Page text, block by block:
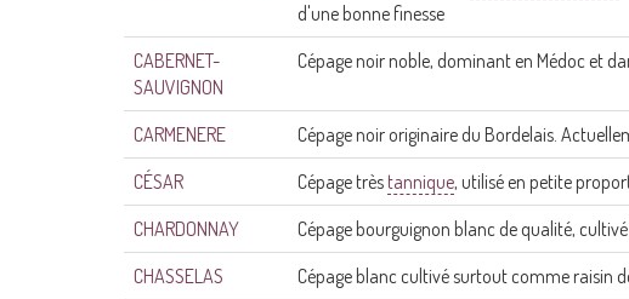
d'une bonne finesse
CABERNET-
SAUVIGNON
Cépage noir noble, dominant en Médoc et
CARMENERE
Cépage noir originaire du Bordelais.
CÉSAR
Cépage très tannique, utilisé en petite
CHARDONNAY
Cépage bourguignon blanc de qualité,
CHASSELAS
Cépage blanc cultivé surtout comme raisin